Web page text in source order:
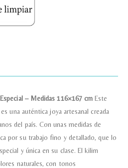
– Medidas 116×167 cm Este
una auténtica joya artesanal creada
del país. Con unas medidas de
por su trabajo fino y detallado, que lo
y única en su clase. El kilim
naturales, con tonos
del producto
almacene la
oferta